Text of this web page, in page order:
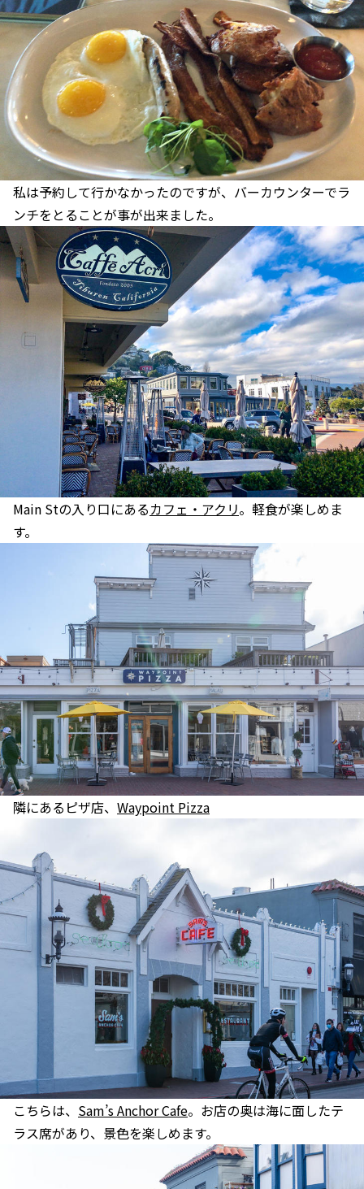
私は予約して行かなかったのですが、バーカウンターでラ
ンチをとることが事が出来ました。
Main Stの入り口にあるカフェ・アクリ。軽食が楽しめま
す。
隣にあるピザ店、 Waypoint Pizza
こちらは、 Sam’s Anchor Cafe。お店の奥は海に面したテ
ラス席があり、景色を楽しめます。